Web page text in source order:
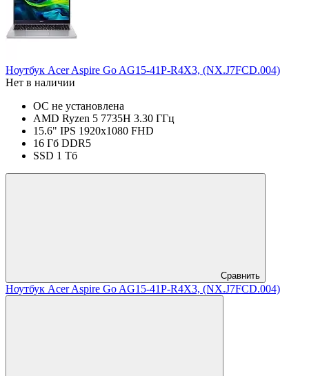
Ноутбук Acer Aspire Go AG15-41P-R4X3, (NX.J7FCD.004)
Нет в наличии
ОС не установлена
AMD Ryzen 5 7735H 3.30 ГГц
15.6" IPS 1920x1080 FHD
16 Гб DDR5
SSD 1 Тб
Сравнить
Ноутбук Acer Aspire Go AG15-41P-R4X3, (NX.J7FCD.004)